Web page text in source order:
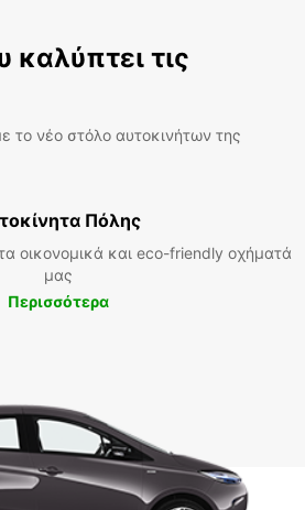
τις
το νέο στόλο αυτοκινήτων της
Πόλης
οικονομικά και eco-friendly οχήματά
μας
Περισσότερα